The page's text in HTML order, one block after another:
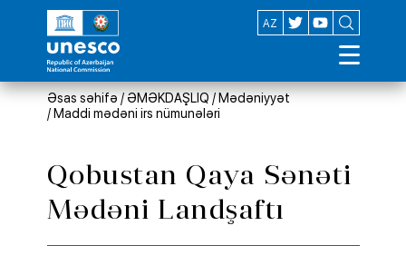
AZ
EN
Əsas səhifə / ƏMƏKDAŞLIQ / Mədəniyyət
/ Maddi mədəni irs nümunələri
Qobustan Qaya Sənəti
Mədəni Landşaftı